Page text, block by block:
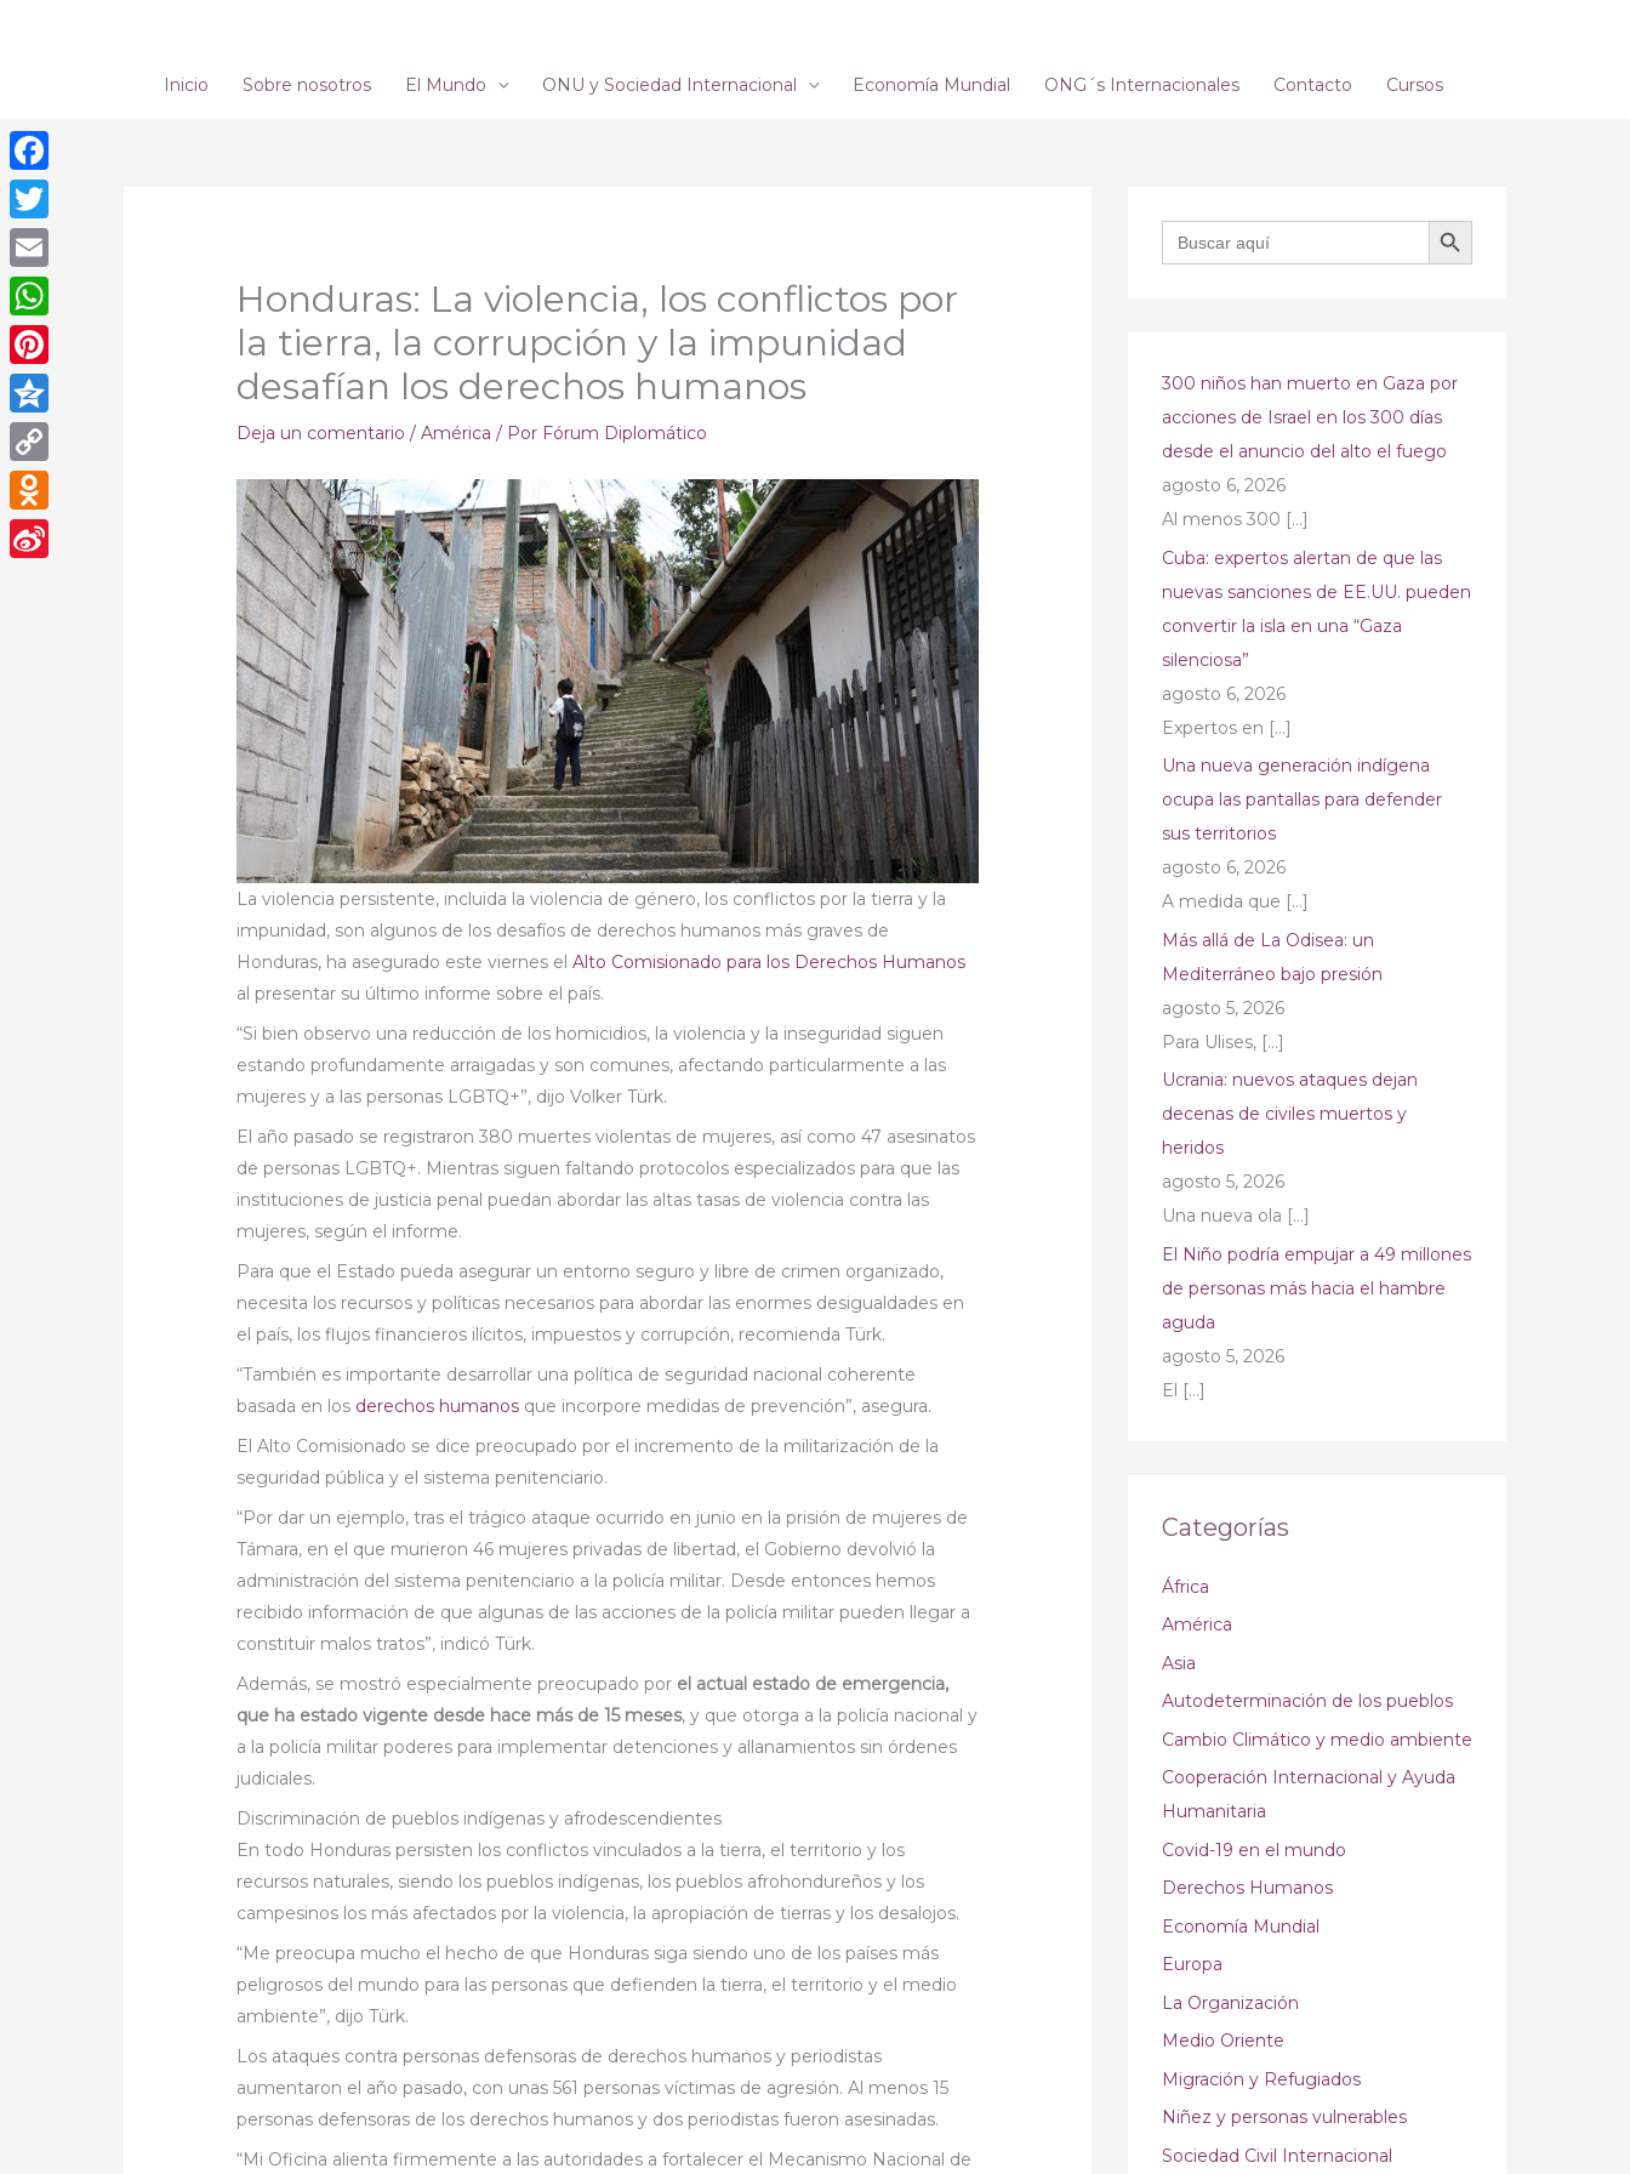
Inicio Sobre nosotros El Mundo ONU y Sociedad Internacional Economía Mundial ONG´s Internacionales Contacto Cursos
Honduras: La violencia, los conflictos por
la tierra, la corrupción y la impunidad
desafían los derechos humanos
Deja un comentario /América / Por Fórum Diplomático
La violencia persistente, incluida la violencia de género, los conflictos por la tierra y la
impunidad, son algunos de los desafíos de derechos humanos más graves de
Honduras, ha asegurado este viernes elAlto Comisionado para los Derechos Humanos
al presentar su último informe sobre el país.
“Si bien observo una reducción de los homicidios, la violencia y la inseguridad siguen
estando profundamente arraigadas y son comunes, afectando particularmente a las
mujeres y a las personas LGBTQ+”, dijo Volker Türk.
El año pasado se registraron 380 muertes violentas de mujeres, así como 47 asesinatos
de personas LGBTQ+. Mientras siguen faltando protocolos especializados para que las
instituciones de justicia penal puedan abordar las altas tasas de violencia contra las
mujeres, según el informe.
Para que el Estado pueda asegurar un entorno seguro y libre de crimen organizado,
necesita los recursos y políticas necesarios para abordar las enormes desigualdades en
el país, los flujos financieros ilícitos, impuestos y corrupción, recomienda Türk.
“También es importante desarrollar una política de seguridad nacional coherente
basada en los derechos humanos que incorpore medidas de prevención”, asegura.
El Alto Comisionado se dice preocupado por el incremento de la militarización de la
seguridad pública y el sistema penitenciario.
“Por dar un ejemplo, tras el trágico ataque ocurrido en junio en la prisión de mujeres de
Támara, en el que murieron 46 mujeres privadas de libertad, el Gobierno devolvió la
administración del sistema penitenciario a la policía militar. Desde entonces hemos
recibido información de que algunas de las acciones de la policía militar pueden llegar a
constituir malos tratos”, indicó Türk.
Además, se mostró especialmente preocupado por el actual estado de emergencia,
que ha estado vigente desde hace más de 15 meses, y que otorga a la policía nacional y
a la policía militar poderes para implementar detenciones y allanamientos sin órdenes
judiciales.
Discriminación de pueblos indígenas y afrodescendientes
En todo Honduras persisten los conflictos vinculados a la tierra, el territorio y los
recursos naturales, siendo los pueblos indígenas, los pueblos afrohondureños y los
campesinos los más afectados por la violencia, la apropiación de tierras y los desalojos.
“Me preocupa mucho el hecho de que Honduras siga siendo uno de los países más
peligrosos del mundo para las personas que defienden la tierra, el territorio y el medio
ambiente”, dijo Türk.
Los ataques contra personas defensoras de derechos humanos y periodistas
aumentaron el año pasado, con unas 561 personas víctimas de agresión. Al menos 15
personas defensoras de los derechos humanos y dos periodistas fueron asesinadas.
“Mi Oficina alienta firmemente a las autoridades a fortalecer el Mecanismo Nacional de
Buscar: BOTÓN DE BÚSQUEDA
300 niños han muerto en Gaza por
acciones de Israel en los 300 días
desde el anuncio del alto el fuego
agosto 6, 2026
Al menos 300 […]
Cuba: expertos alertan de que las
nuevas sanciones de EE.UU. pueden
convertir la isla en una “Gaza
silenciosa”
agosto 6, 2026
Expertos en […]
Una nueva generación indígena
ocupa las pantallas para defender
sus territorios
agosto 6, 2026
A medida que […]
Más allá de La Odisea: un
Mediterráneo bajo presión
agosto 5, 2026
Para Ulises, […]
Ucrania: nuevos ataques dejan
decenas de civiles muertos y
heridos
agosto 5, 2026
Una nueva ola […]
El Niño podría empujar a 49 millones
de personas más hacia el hambre
aguda
agosto 5, 2026
El […]
Categorías
África
América
Asia
Autodeterminación de los pueblos
Cambio Climático y medio ambiente
Cooperación Internacional y Ayuda
Humanitaria
Covid-19 en el mundo
Derechos Humanos
Economía Mundial
Europa
La Organización
Medio Oriente
Migración y Refugiados
Niñez y personas vulnerables
Sociedad Civil Internacional
Facebook
Twitter
Email
WhatsApp
Pinterest
Qzone
Copy
Link
Odnoklassniki